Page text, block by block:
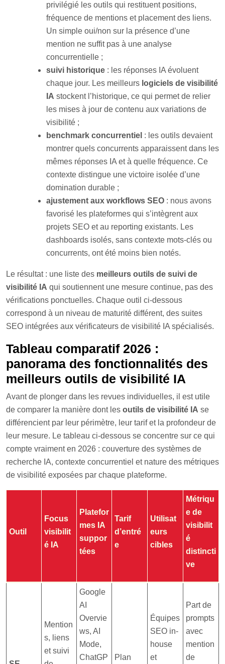
privilégié les outils qui restituent positions,
fréquence de mentions et placement des liens.
Un simple oui/non sur la présence d’une
mention ne suffit pas à une analyse
concurrentielle ;
suivi historique : les réponses IA évoluent
chaque jour. Les meilleurs logiciels de visibilité
IA stockent l’historique, ce qui permet de relier
les mises à jour de contenu aux variations de
visibilité ;
benchmark concurrentiel : les outils devaient
montrer quels concurrents apparaissent dans les
mêmes réponses IA et à quelle fréquence. Ce
contexte distingue une victoire isolée d’une
domination durable ;
ajustement aux workflows SEO : nous avons
favorisé les plateformes qui s’intègrent aux
projets SEO et au reporting existants. Les
dashboards isolés, sans contexte mots-clés ou
concurrents, ont été moins bien notés.
Le résultat : une liste des meilleurs outils de suivi de
visibilité IA qui soutiennent une mesure continue, pas des
vérifications ponctuelles. Chaque outil ci-dessous
correspond à un niveau de maturité différent, des suites
SEO intégrées aux vérificateurs de visibilité IA spécialisés.
Tableau comparatif 2026 :
panorama des fonctionnalités des
meilleurs outils de visibilité IA
Avant de plonger dans les revues individuelles, il est utile
de comparer la manière dont les outils de visibilité IA se
différencient par leur périmètre, leur tarif et la profondeur de
leur mesure. Le tableau ci-dessous se concentre sur ce qui
compte vraiment en 2026 : couverture des systèmes de
recherche IA, contexte concurrentiel et nature des métriques
de visibilité exposées par chaque plateforme.
Outil
Focus
visibilit
é IA
Platefor
mes IA
suppor
tées
Tarif
d’entré
e
Utilisat
eurs
cibles
Métriqu
e de
visibilit
é
distincti
ve
Mention
s, liens
et suivi
Google
AI
Overvie
ws, AI
Mode,
ChatGP
Plan
Équipes
SEO in-
house
et
Part de
prompts
avec
mention
de